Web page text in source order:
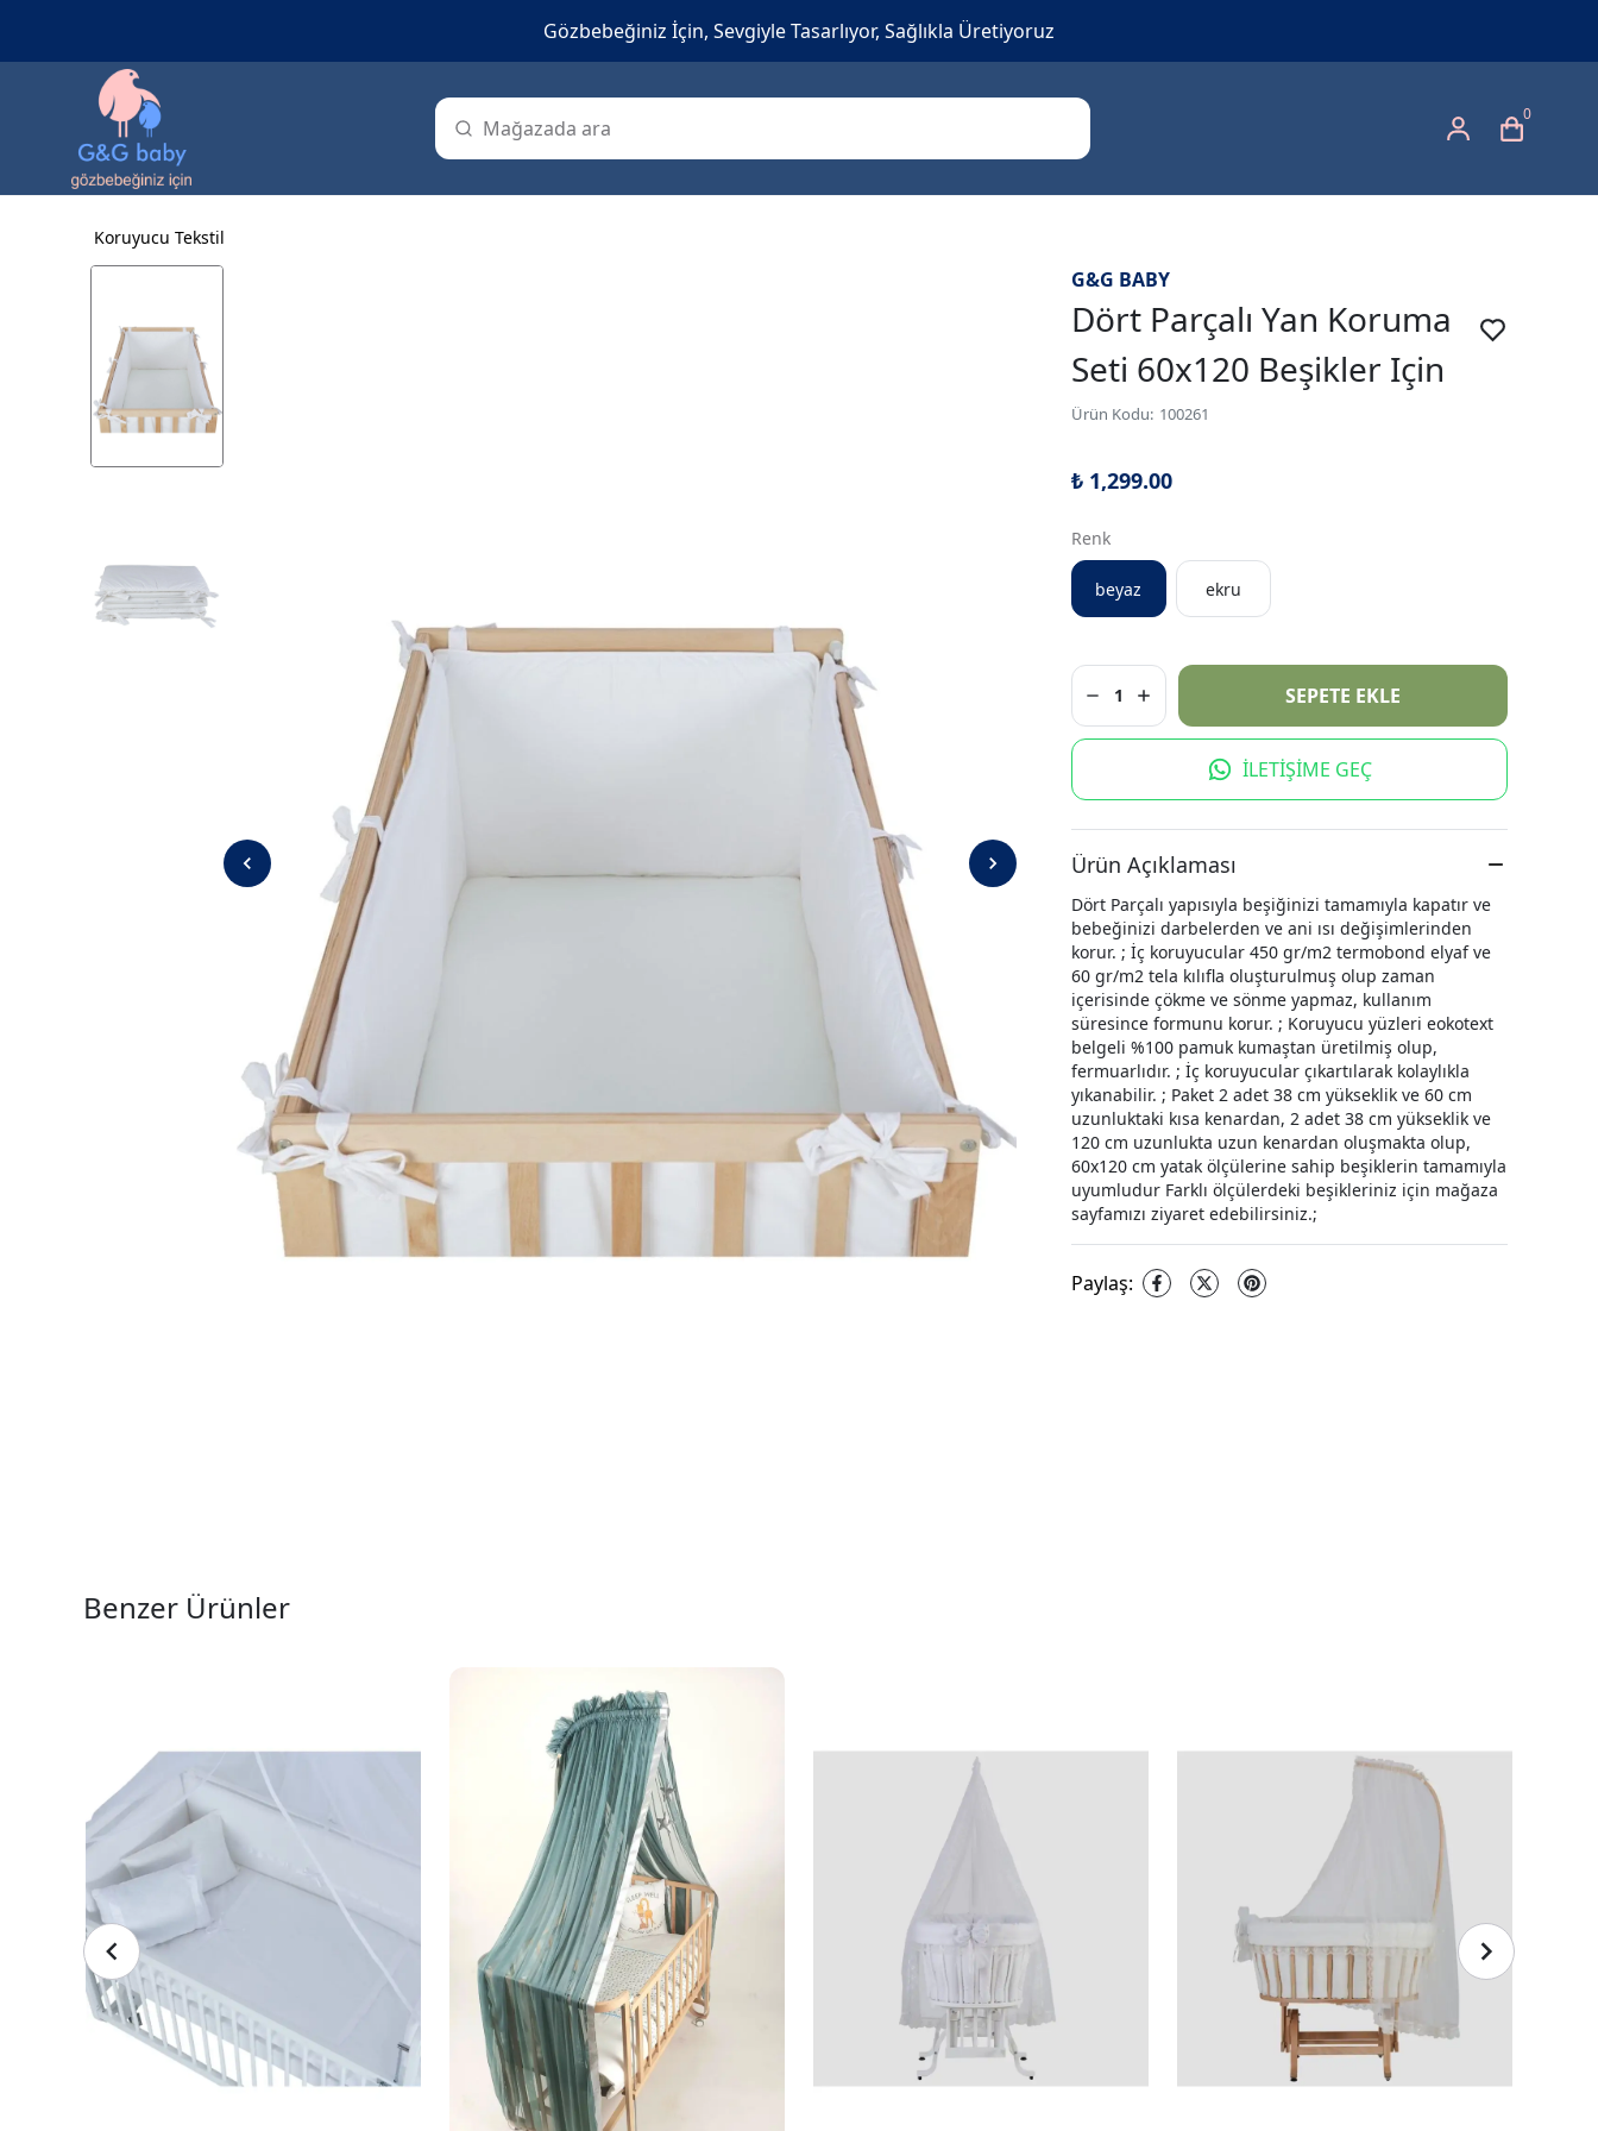
Gözbebeğiniz İçin, Sevgiyle Tasarlıyor, Sağlıkla Üretiyoruz
0
Koruyucu Tekstil
G&G BABY
Dört Parçalı Yan Koruma
Seti 60x120 Beşikler Için
Ürün Kodu: 100261
₺ 1,299.00
Renk
beyaz ekru
1 SEPETE EKLE
İLETİŞİME GEÇ
Ürün Açıklaması
Dört Parçalı yapısıyla beşiğinizi tamamıyla kapatır ve
bebeğinizi darbelerden ve ani ısı değişimlerinden
korur. ; İç koruyucular 450 gr/m2 termobond elyaf ve
60 gr/m2 tela kılıfla oluşturulmuş olup zaman
içerisinde çökme ve sönme yapmaz, kullanım
süresince formunu korur. ; Koruyucu yüzleri eokotext
belgeli %100 pamuk kumaştan üretilmiş olup,
fermuarlıdır. ; İç koruyucular çıkartılarak kolaylıkla
yıkanabilir. ; Paket 2 adet 38 cm yükseklik ve 60 cm
uzunluktaki kısa kenardan, 2 adet 38 cm yükseklik ve
120 cm uzunlukta uzun kenardan oluşmakta olup,
60x120 cm yatak ölçülerine sahip beşiklerin tamamıyla
uyumludur Farklı ölçülerdeki beşikleriniz için mağaza
sayfamızı ziyaret edebilirsiniz.;
Paylaş:
Benzer Ürünler